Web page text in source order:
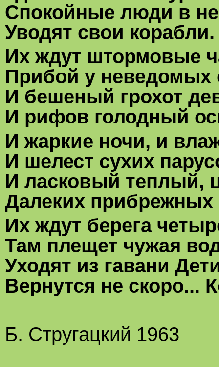
Спокойные люди в
Уводят свои корабли.
Их ждут штормовые
Прибой у неведомых
И бешеный грохот
И рифов голодный
И жаркие ночи, и
И шелест сухих
И ласковый теплый,
Далеких прибрежных
Их ждут берега
Там плещет чужая
Уходят из гавани
Вернутся не скоро...
Б. Стругацкий 1963